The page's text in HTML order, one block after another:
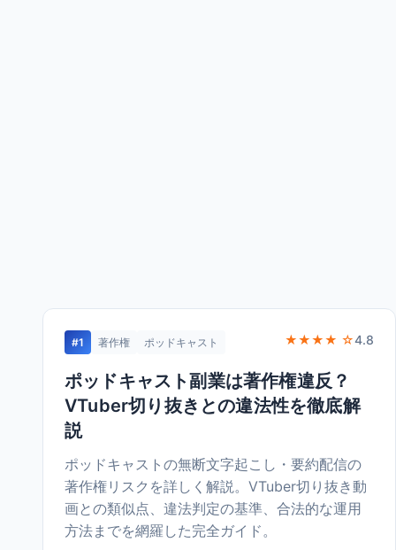
#1 著作権 ポッドキャスト ★★★★ ☆4.8
ポッドキャスト副業は著作権違反？
VTuber切り抜きとの違法性を徹底解
説
ポッドキャストの無断文字起こし・要約配信の
著作権リスクを詳しく解説。VTuber切り抜き動
画との類似点、違法判定の基準、合法的な運用
方法までを網羅した完全ガイド。